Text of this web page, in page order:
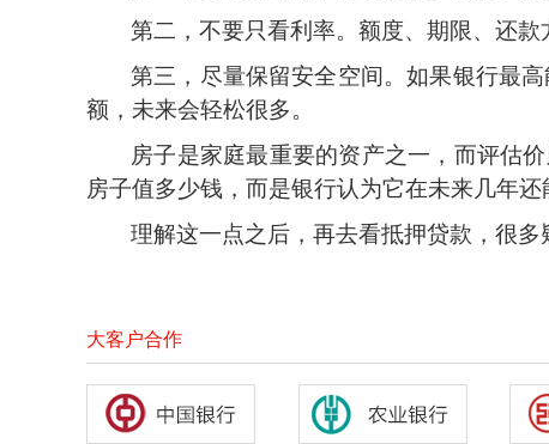
第二，不要只看利率。额度、期限、还款
第三，尽量保留安全空间。如果银行最高
额，未来会轻松很多。
房子是家庭最重要的资产之一，而评估
房子值多少钱，而是银行认为它在未来几年还
理解这一点之后，再去看抵押贷款，很多
大客户合作